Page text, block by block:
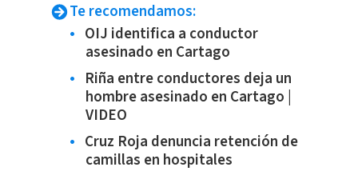
Te recomendamos:
OIJ identifica a conductor
asesinado en Cartago
Riña entre conductores deja un
hombre asesinado en Cartago |
VIDEO
Cruz Roja denuncia retención de
camillas en hospitales